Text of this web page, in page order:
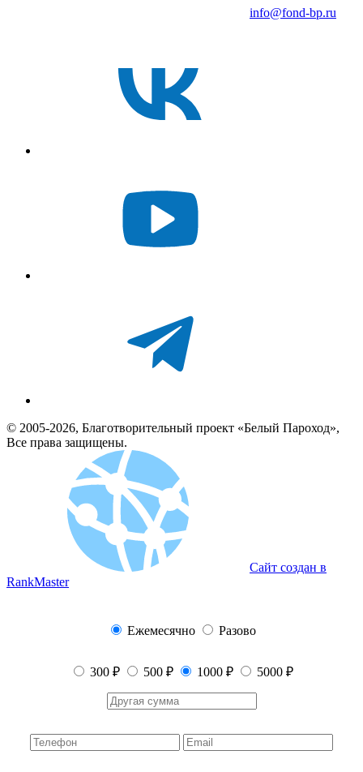
info@fond-bp.ru
© 2005-2026, Благотворительный проект «Белый Пароход»,
Все права защищены.
Сайт создан в
RankMaster
Ежемесячно Разово
300 ₽ 500 ₽ 1000 ₽ 5000 ₽